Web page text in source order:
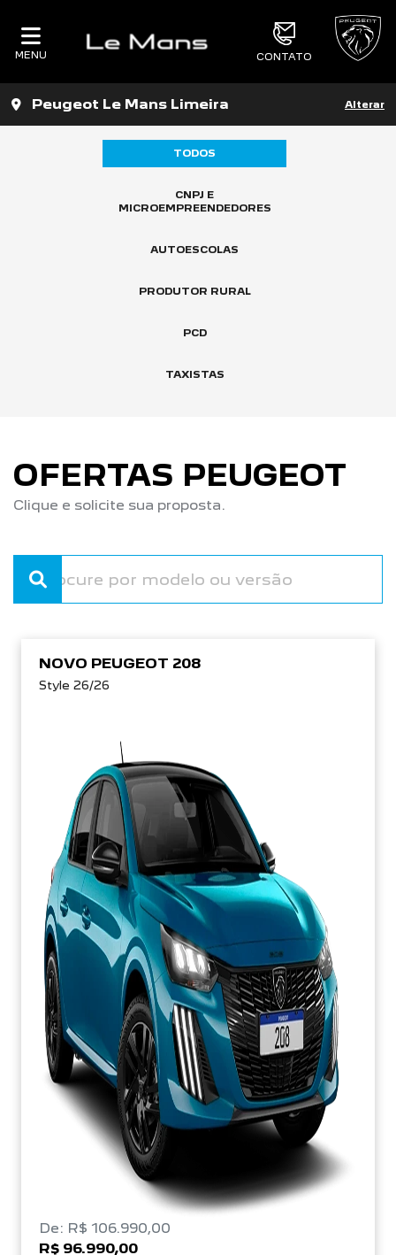
MENU CONTATO
Peugeot Le Mans Limeira Alterar
TODOS
CNPJ E
MICROEMPREENDEDORES
AUTOESCOLAS
PRODUTOR RURAL
PCD
TAXISTAS
OFERTAS PEUGEOT
Clique e solicite sua proposta.
NOVO PEUGEOT 208
Style 26/26
De: R$ 106.990,00
R$ 96.990,00